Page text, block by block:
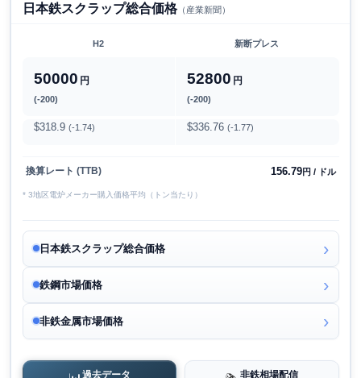
日本鉄スクラップ総合価格（産業新聞）
H2 新断プレス
50000 円
(-200)
52800 円
(-200)
$318.9 (-1.74) $336.76 (-1.77)
換算レート (TTB) 156.79円 / ドル
* 3地区電炉メーカー購入価格平均（トン当たり）
日本鉄スクラップ総合価格
鉄鋼市場価格
非鉄金属市場価格
過去データ 非鉄相場配信